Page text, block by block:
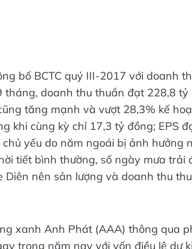
bố BCTC quý III-2017 với doanh
doanh thu thuần đạt 228,8 tỷ
tăng mạnh và vượt 28,3% kế
khi cùng kỳ chỉ 17,3 tỷ đồng; EPS
yếu do năm ngoái bị ảnh hưởng
tiết bình thường, số ngày mưa trải
nên sản lượng và doanh thu thu
xanh Anh Phát (AAA) thông qua
trong năm nay với vốn điều lệ dự